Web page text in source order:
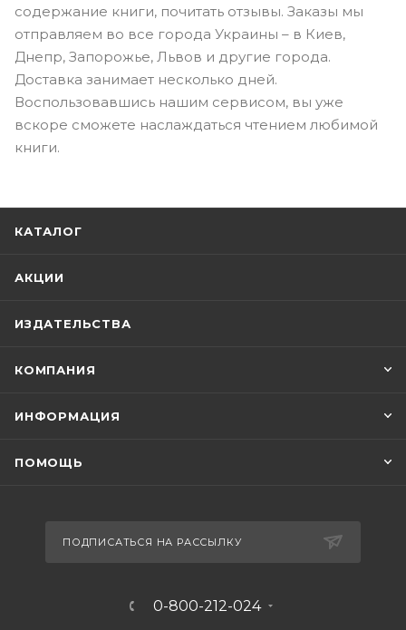
содержание книги, почитать отзывы. Заказы мы
отправляем во все города Украины – в Киев,
Днепр, Запорожье, Львов и другие города.
Доставка занимает несколько дней.
Воспользовавшись нашим сервисом, вы уже
вскоре сможете наслаждаться чтением любимой
книги.
КАТАЛОГ
АКЦИИ
ИЗДАТЕЛЬСТВА
КОМПАНИЯ
ИНФОРМАЦИЯ
ПОМОЩЬ
ПОДПИСАТЬСЯ НА РАССЫЛКУ
0-800-212-024